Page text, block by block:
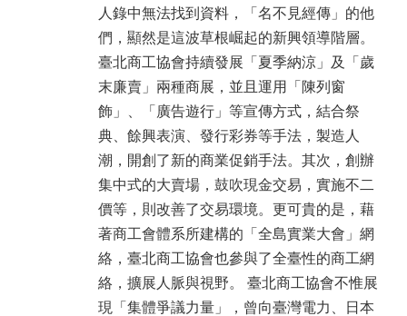
人錄中無法找到資料，「名不見經傳」的他
們，顯然是這波草根崛起的新興領導階層。
臺北商工協會持續發展「夏季納涼」及「歲
末廉賣」兩種商展，並且運用「陳列窗
飾」、「廣告遊行」等宣傳方式，結合祭
典、餘興表演、發行彩券等手法，製造人
潮，開創了新的商業促銷手法。其次，創辦
集中式的大賣場，鼓吹現金交易，實施不二
價等，則改善了交易環境。更可貴的是，藉
著商工會體系所建構的「全島實業大會」網
絡，臺北商工協會也參與了全臺性的商工網
絡，擴展人脈與視野。 臺北商工協會不惟展
現「集體爭議力量」，曾向臺灣電力、日本